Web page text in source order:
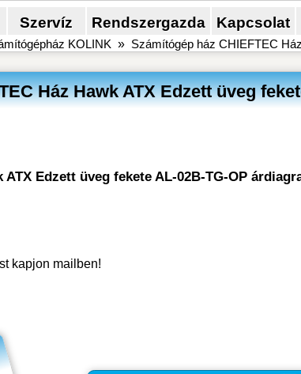
Szervíz Rendszergazda Kapcsolat
KOLINK » Számítógép ház CHIEFTEC
Ház Hawk ATX Edzett üveg
Edzett üveg fekete AL-02B-TG-OP
kapjon mailben!